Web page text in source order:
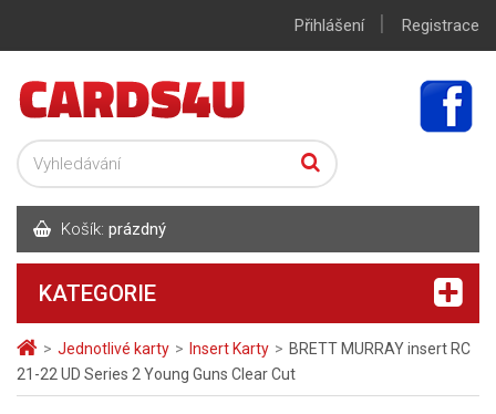
> Jednotlivé karty > Insert Karty > BRETT MURRAY insert RC
21-22 UD Series 2 Young Guns Clear Cut
Přihlášení | Registrace
Košík: prázdný
KATEGORIE